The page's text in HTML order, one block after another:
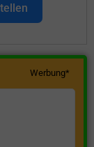
Werbung*